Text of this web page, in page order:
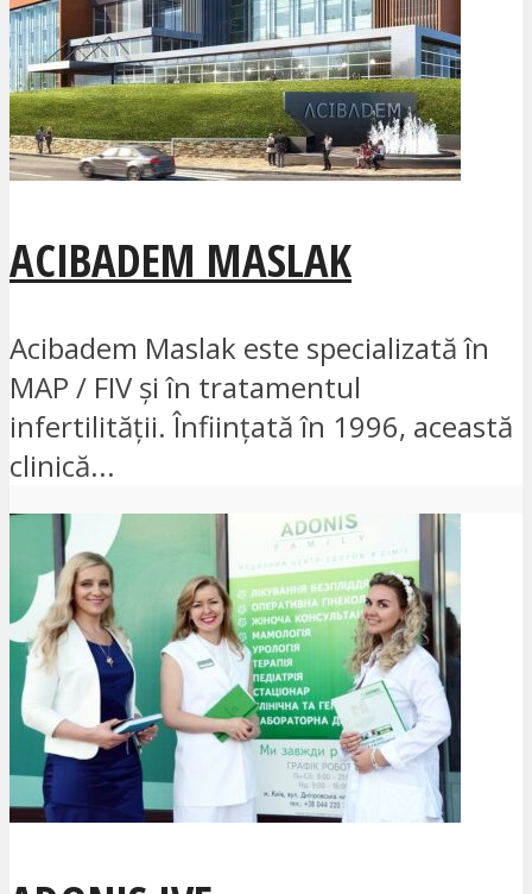
ACIBADEM MASLAK
Acibadem Maslak este specializată în
MAP / FIV și în tratamentul
infertilității. Înființată în 1996, această
clinică...